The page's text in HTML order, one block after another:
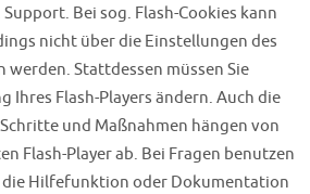
Bei sog. Flash-Cookies kann
nicht über die Einstellungen des
Stattdessen müssen Sie
Ihres Flash-Players ändern. Auch die
und Maßnahmen hängen von
Flash-Player ab. Bei Fragen benutzen
die Hilfefunktion oder Dokumentation